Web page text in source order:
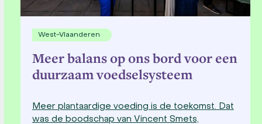
West-Vlaanderen
Meer balans op ons bord voor een
duurzaam voedselsysteem
Meer plantaardige voeding is de toekomst. Dat
was de boodschap van Vincent Smets,